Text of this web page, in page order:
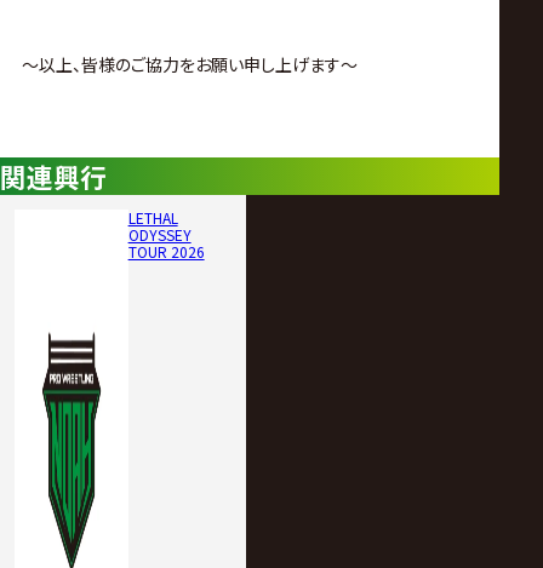
～以上、皆様のご協力をお願い申し上げます～
関連興行
LETHAL
ODYSSEY
TOUR 2026